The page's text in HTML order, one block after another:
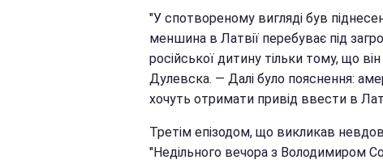
"У спотвореному вигляді був
меншина в Латвії перебуває під
російської дитину тільки тому, що
Дулевска. — Далі було пояснення:
хочуть отримати привід ввести в
Третім епізодом, що викликав
"Недільного вечора з Володимиром